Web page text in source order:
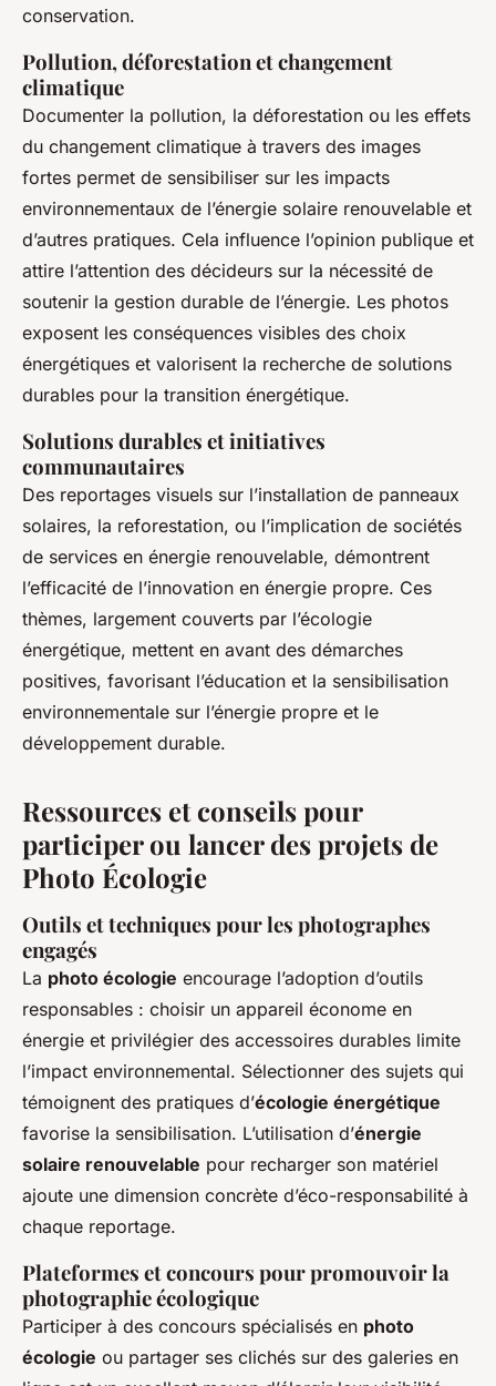
conservation.
Pollution, déforestation et changement
climatique
Documenter la pollution, la déforestation ou les effets
du changement climatique à travers des images
fortes permet de sensibiliser sur les impacts
environnementaux de l’énergie solaire renouvelable et
d’autres pratiques. Cela influence l’opinion publique et
attire l’attention des décideurs sur la nécessité de
soutenir la gestion durable de l’énergie. Les photos
exposent les conséquences visibles des choix
énergétiques et valorisent la recherche de solutions
durables pour la transition énergétique.
Solutions durables et initiatives
communautaires
Des reportages visuels sur l’installation de panneaux
solaires, la reforestation, ou l’implication de sociétés
de services en énergie renouvelable, démontrent
l’efficacité de l’innovation en énergie propre. Ces
thèmes, largement couverts par l’écologie
énergétique, mettent en avant des démarches
positives, favorisant l’éducation et la sensibilisation
environnementale sur l’énergie propre et le
développement durable.
Ressources et conseils pour
participer ou lancer des projets de
Photo Écologie
Outils et techniques pour les photographes
engagés
La photo écologie encourage l’adoption d’outils
responsables : choisir un appareil économe en
énergie et privilégier des accessoires durables limite
l’impact environnemental. Sélectionner des sujets qui
témoignent des pratiques d’écologie énergétique
favorise la sensibilisation. L’utilisation d’énergie
solaire renouvelable pour recharger son matériel
ajoute une dimension concrète d’éco-responsabilité à
chaque reportage.
Plateformes et concours pour promouvoir la
photographie écologique
Participer à des concours spécialisés en photo
écologie ou partager ses clichés sur des galeries en